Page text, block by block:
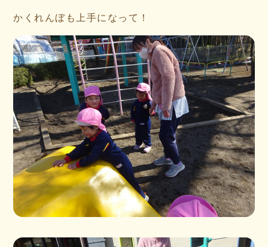
かくれんぼも上手になって！